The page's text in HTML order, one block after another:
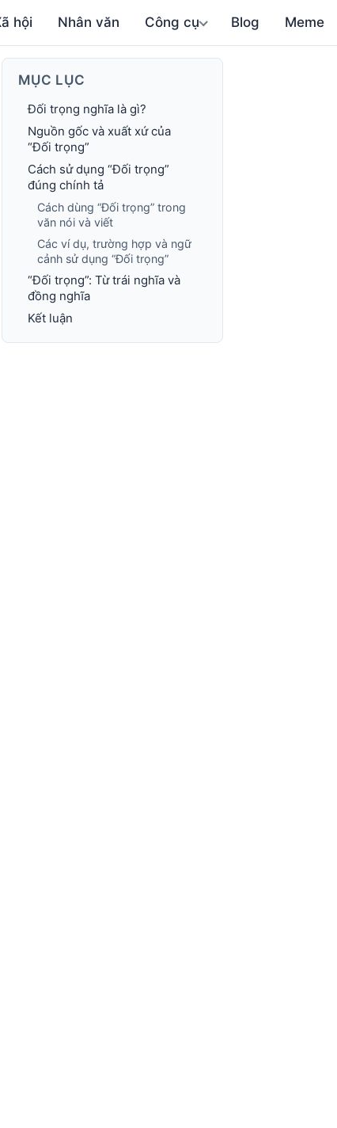
hội Nhân văn Công cụ Blog Meme
MỤC LỤC
Đối trọng nghĩa là gì?
Nguồn gốc và xuất xứ của
“Đối trọng”
Cách sử dụng “Đối trọng”
đúng chính tả
Cách dùng “Đối trọng” trong
văn nói và viết
Các ví dụ, trường hợp và ngữ
cảnh sử dụng “Đối trọng”
“Đối trọng”: Từ trái nghĩa và
đồng nghĩa
Kết luận